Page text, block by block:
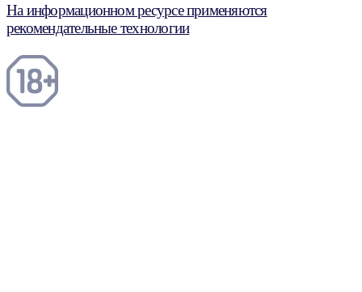
На информационном ресурсе применяются
рекомендательные технологии